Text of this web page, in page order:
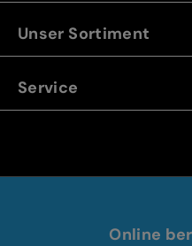
Unser Sortiment
Service
Online